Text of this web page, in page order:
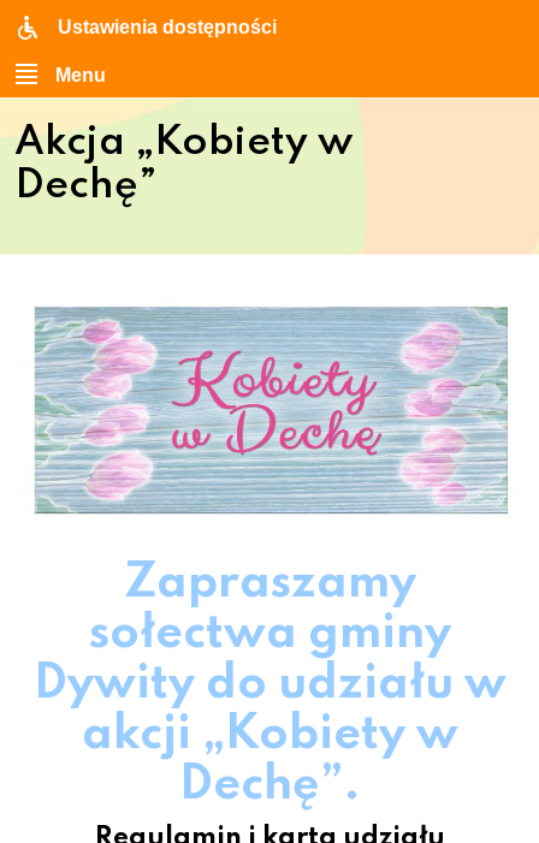
Ustawienia dostępności
Menu
Akcja „Kobiety w
Dechę”
Zapraszamy
sołectwa gminy
Dywity do udziału w
akcji „Kobiety w
Dechę”.